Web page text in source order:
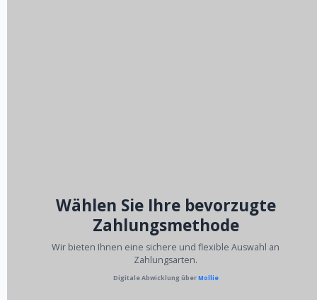
Wählen Sie Ihre bevorzugte
Zahlungsmethode
Wir bieten Ihnen eine sichere und flexible Auswahl an
Zahlungsarten.
Digitale Abwicklung überMollie